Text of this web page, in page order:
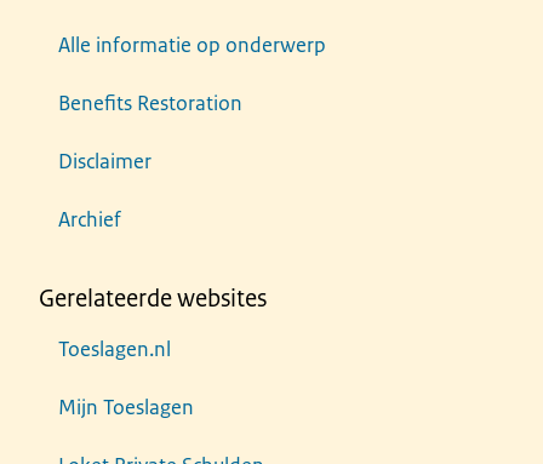
Alle informatie op onderwerp
Benefits Restoration
Disclaimer
Archief
Gerelateerde websites
Toeslagen.nl
Mijn Toeslagen